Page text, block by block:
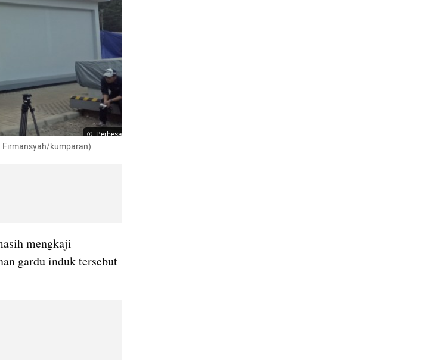
Perbesar
Firmansyah/kumparan)
mengkaji
gardu induk tersebut